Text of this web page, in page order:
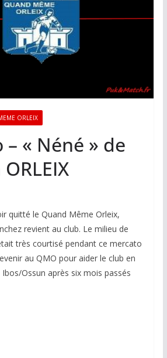
ORLEIX
« Néné » de
quitté le Quand Même Orleix,
revient au club. Le milieu de
très courtisé pendant ce mercato
au QMO pour aider le club en
Ossun après six mois passés